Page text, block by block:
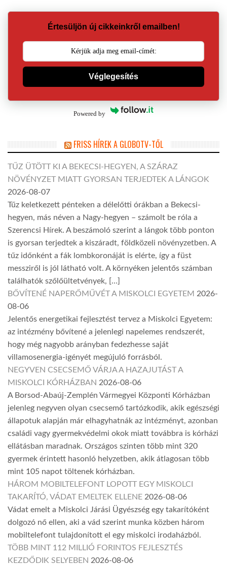
Értesüljön új cikkeinkről emailben!
Véglegesítés
Powered by
FRISS HÍREK A GLOBOTV-TŐL
TŰZ ÜTÖTT KI A BEKECSI-HEGYEN, A SZÁRAZ
NÖVÉNYZET MIATT GYORSAN TERJEDTEK A LÁNGOK
2026-08-07
Tűz keletkezett pénteken a délelőtti órákban a Bekecsi-
hegyen, más néven a Nagy-hegyen – számolt be róla a
Szerencsi Hírek. A beszámoló szerint a lángok több ponton
is gyorsan terjedtek a kiszáradt, földközeli növényzetben. A
tűz időnként a fák lombkoronáját is elérte, így a füst
messziről is jól látható volt. A környéken jelentős számban
találhatók szőlőültetvények, […]
BŐVÍTENÉ NAPERŐMŰVÉT A MISKOLCI EGYETEM 2026-
08-06
Jelentős energetikai fejlesztést tervez a Miskolci Egyetem:
az intézmény bővítené a jelenlegi napelemes rendszerét,
hogy még nagyobb arányban fedezhesse saját
villamosenergia-igényét megújuló forrásból.
NEGYVEN CSECSEMŐ VÁRJA A HAZAJUTÁST A
MISKOLCI KÓRHÁZBAN 2026-08-06
A Borsod-Abaúj-Zemplén Vármegyei Központi Kórházban
jelenleg negyven olyan csecsemő tartózkodik, akik egészségi
állapotuk alapján már elhagyhatnák az intézményt, azonban
családi vagy gyermekvédelmi okok miatt továbbra is kórházi
ellátásban maradnak. Országos szinten több mint 320
gyermek érintett hasonló helyzetben, akik átlagosan több
mint 105 napot töltenek kórházban.
HÁROM MOBILTELEFONT LOPOTT EGY MISKOLCI
TAKARÍTÓ, VÁDAT EMELTEK ELLENE 2026-08-06
Vádat emelt a Miskolci Járási Ügyészség egy takarítóként
dolgozó nő ellen, aki a vád szerint munka közben három
mobiltelefont tulajdonított el egy miskolci irodaházból.
TÖBB MINT 112 MILLIÓ FORINTOS FEJLESZTÉS
KEZDŐDIK SELYEBEN 2026-08-06